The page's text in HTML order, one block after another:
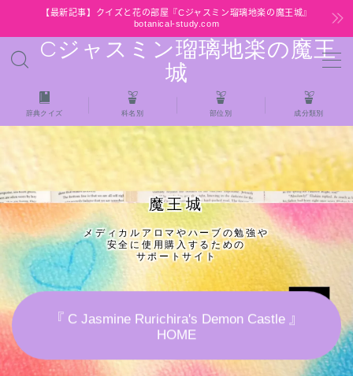
【最新記事】クイズと花の部屋『Cジャスミン瑠璃地楽の魔王城』
botanical-study.com
Cジャスミン瑠璃地楽の魔王
城
MENU
HOME
【最新】クイズと花の部屋
★全種/アロマハーブスパイス基材 プチ辞典ク
イズ＆プチ辞典
★アロマ検定＋αクイズ
★アロマハーブ傾向チェック
辞典クイズ 科名別 部位別 成分類別
魔王城
メディカルアロマやハーブの勉強や
安全に使用購入するための
サポートサイト
『 C Jasmine Rurichira's Demon Castle 』
HOME